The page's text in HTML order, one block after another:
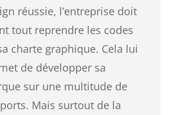
réussie, l’entreprise doit
tout reprendre les codes
charte graphique. Cela lui
de développer sa
sur une multitude de
Mais surtout de la